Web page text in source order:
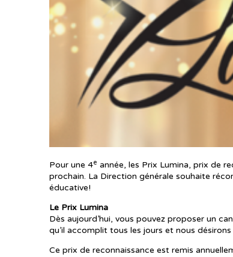
Pour une 4e année, les Prix Lumina, prix de
prochain. La Direction générale souhaite
éducative!
Le Prix Lumina
Dès aujourd’hui, vous pouvez proposer un
qu’il accomplit tous les jours et nous
Ce prix de reconnaissance est remis